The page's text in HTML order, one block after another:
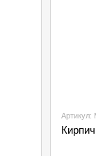
Артикул: